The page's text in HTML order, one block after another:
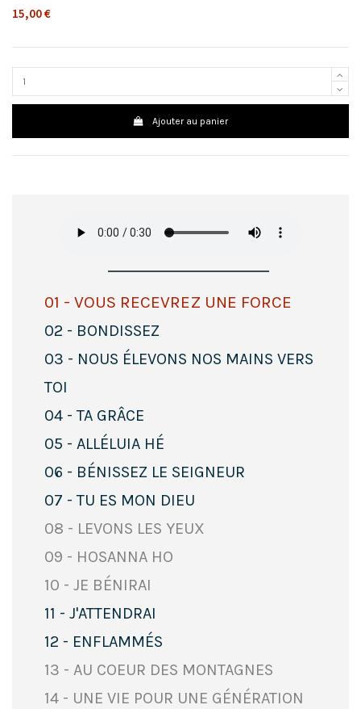
15,00 €
Ajouter au panier
01 - VOUS RECEVREZ UNE FORCE
02 - BONDISSEZ
03 - NOUS ÉLEVONS NOS MAINS VERS
TOI
04 - TA GRÂCE
05 - ALLÉLUIA HÉ
06 - BÉNISSEZ LE SEIGNEUR
07 - TU ES MON DIEU
08 - LEVONS LES YEUX
09 - HOSANNA HO
10 - JE BÉNIRAI
11 - J'ATTENDRAI
12 - ENFLAMMÉS
13 - AU COEUR DES MONTAGNES
14 - UNE VIE POUR UNE GÉNÉRATION